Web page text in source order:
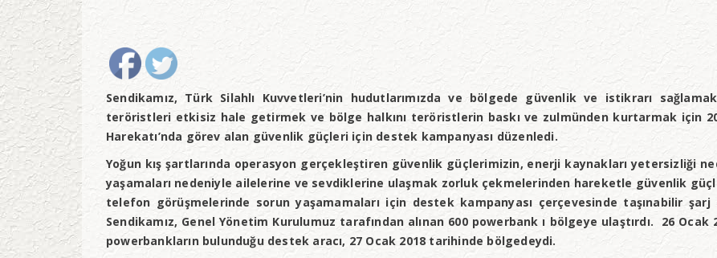
Sendikamız, Türk Silahlı Kuvvetleri’nin hudutlarımızda ve bölgede güvenlik ve istikrarı sağlamak
teröristleri etkisiz hale getirmek ve bölge halkını teröristlerin baskı ve zulmünden kurtarmak için 20
Harekatı’nda görev alan güvenlik güçleri için destek kampanyası düzenledi.
Yoğun kış şartlarında operasyon gerçekleştiren güvenlik güçlerimizin, enerji kaynakları yetersizliği
yaşamaları nedeniyle ailelerine ve sevdiklerine ulaşmak zorluk çekmelerinden hareketle güvenlik
telefon görüşmelerinde sorun yaşamamaları için destek kampanyası çerçevesinde taşınabilir
Sendikamız, Genel Yönetim Kurulumuz tarafından alınan 600 powerbank ı bölgeye ulaştırdı. 26
powerbankların bulunduğu destek aracı, 27 Ocak 2018 tarihinde bölgedeydi.